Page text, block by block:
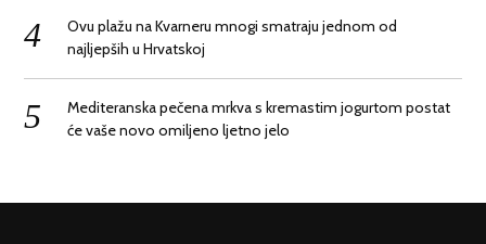
Ovu plažu na Kvarneru mnogi smatraju jednom od
najljepših u Hrvatskoj
Mediteranska pečena mrkva s kremastim jogurtom postat
će vaše novo omiljeno ljetno jelo